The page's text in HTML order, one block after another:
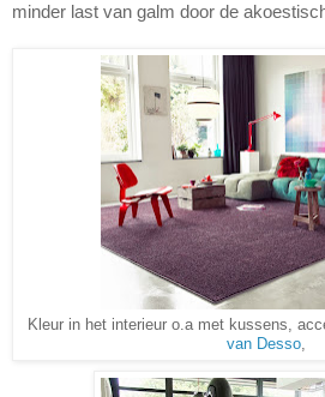
minder last van galm door de
Kleur in het interieur o.a met kussens,
van Desso